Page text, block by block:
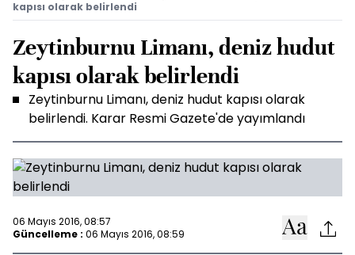
kapısı olarak belirlendi
Zeytinburnu Limanı, deniz hudut
kapısı olarak belirlendi
Zeytinburnu Limanı, deniz hudut kapısı olarak
belirlendi. Karar Resmi Gazete'de yayımlandı
06 Mayıs 2016, 08:57
Güncelleme : 06 Mayıs 2016, 08:59